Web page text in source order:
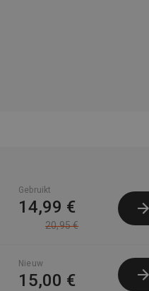
Gebruikt
14,99 €
20,95 €
Nieuw
15,00 €